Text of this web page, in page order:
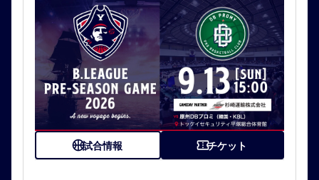
sports_basketball試合情報 confirmation_numberチケット